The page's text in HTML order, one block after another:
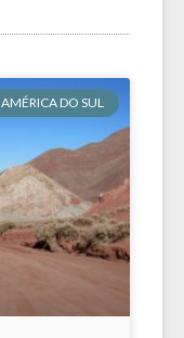
AMÉRICA DO SUL